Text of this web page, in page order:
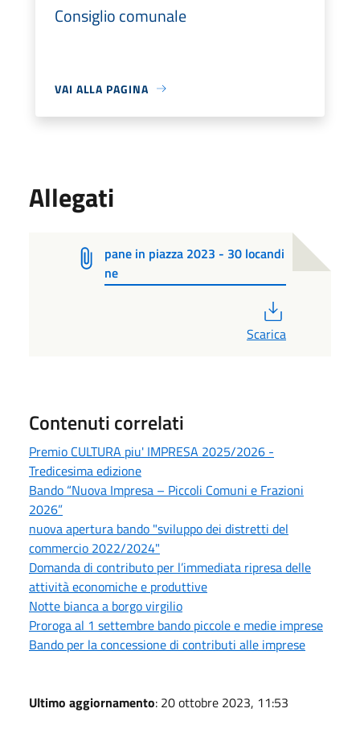
Consiglio comunale
VAI ALLA PAGINA
Allegati
pane in piazza 2023 - 30 locandi
ne
Scarica
Contenuti correlati
Premio CULTURA piu' IMPRESA 2025/2026 -
Tredicesima edizione
Bando “Nuova Impresa – Piccoli Comuni e Frazioni
2026”
nuova apertura bando "sviluppo dei distretti del
commercio 2022/2024"
Domanda di contributo per l’immediata ripresa delle
attività economiche e produttive
Notte bianca a borgo virgilio
Proroga al 1 settembre bando piccole e medie imprese
Bando per la concessione di contributi alle imprese
Ultimo aggiornamento: 20 ottobre 2023, 11:53